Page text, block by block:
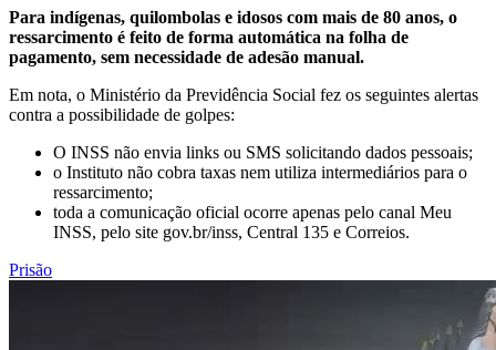
Para indígenas, quilombolas e idosos com mais de 80 anos, o
ressarcimento é feito de forma automática na folha de
pagamento, sem necessidade de adesão manual.
Em nota, o Ministério da Previdência Social fez os seguintes alertas
contra a possibilidade de golpes:
O INSS não envia links ou SMS solicitando dados pessoais;
o Instituto não cobra taxas nem utiliza intermediários para o
ressarcimento;
toda a comunicação oficial ocorre apenas pelo canal Meu
INSS, pelo site gov.br/inss, Central 135 e Correios.
Prisão